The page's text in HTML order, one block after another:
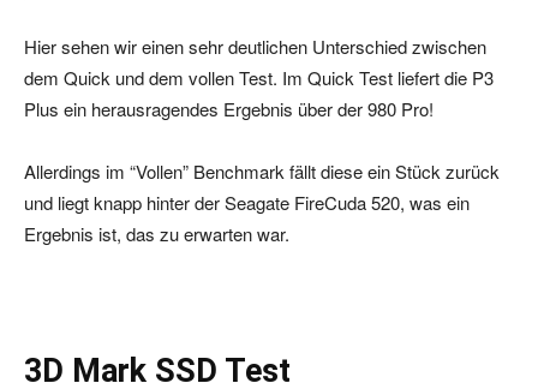
Hier sehen wir einen sehr deutlichen Unterschied zwischen
dem Quick und dem vollen Test. Im Quick Test liefert die P3
Plus ein herausragendes Ergebnis über der 980 Pro!
Allerdings im “Vollen” Benchmark fällt diese ein Stück zurück
und liegt knapp hinter der Seagate FireCuda 520, was ein
Ergebnis ist, das zu erwarten war.
3D Mark SSD Test